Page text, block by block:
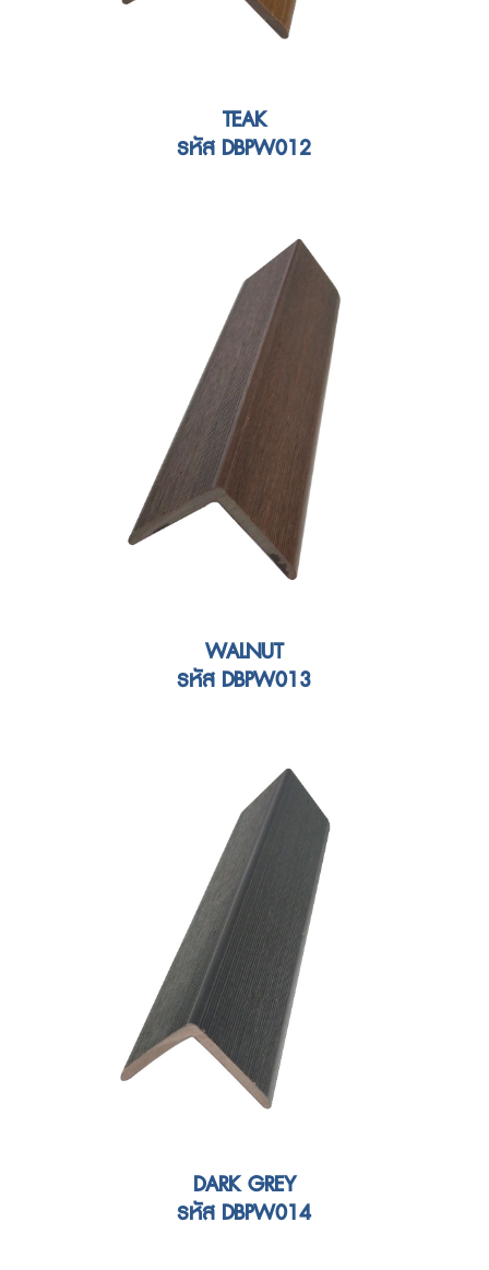
TEAK
รหัส DBPW012
WALNUT
รหัส DBPW013
DARK GREY
รหัส DBPW014